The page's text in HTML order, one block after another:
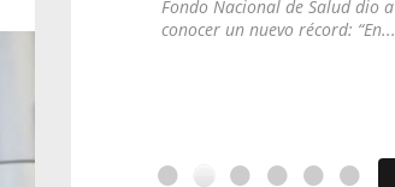
Fondo Nacional de Salud dio a
conocer un nuevo récord: “En...